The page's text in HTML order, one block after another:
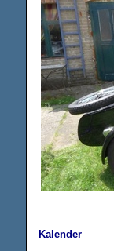
Kalender